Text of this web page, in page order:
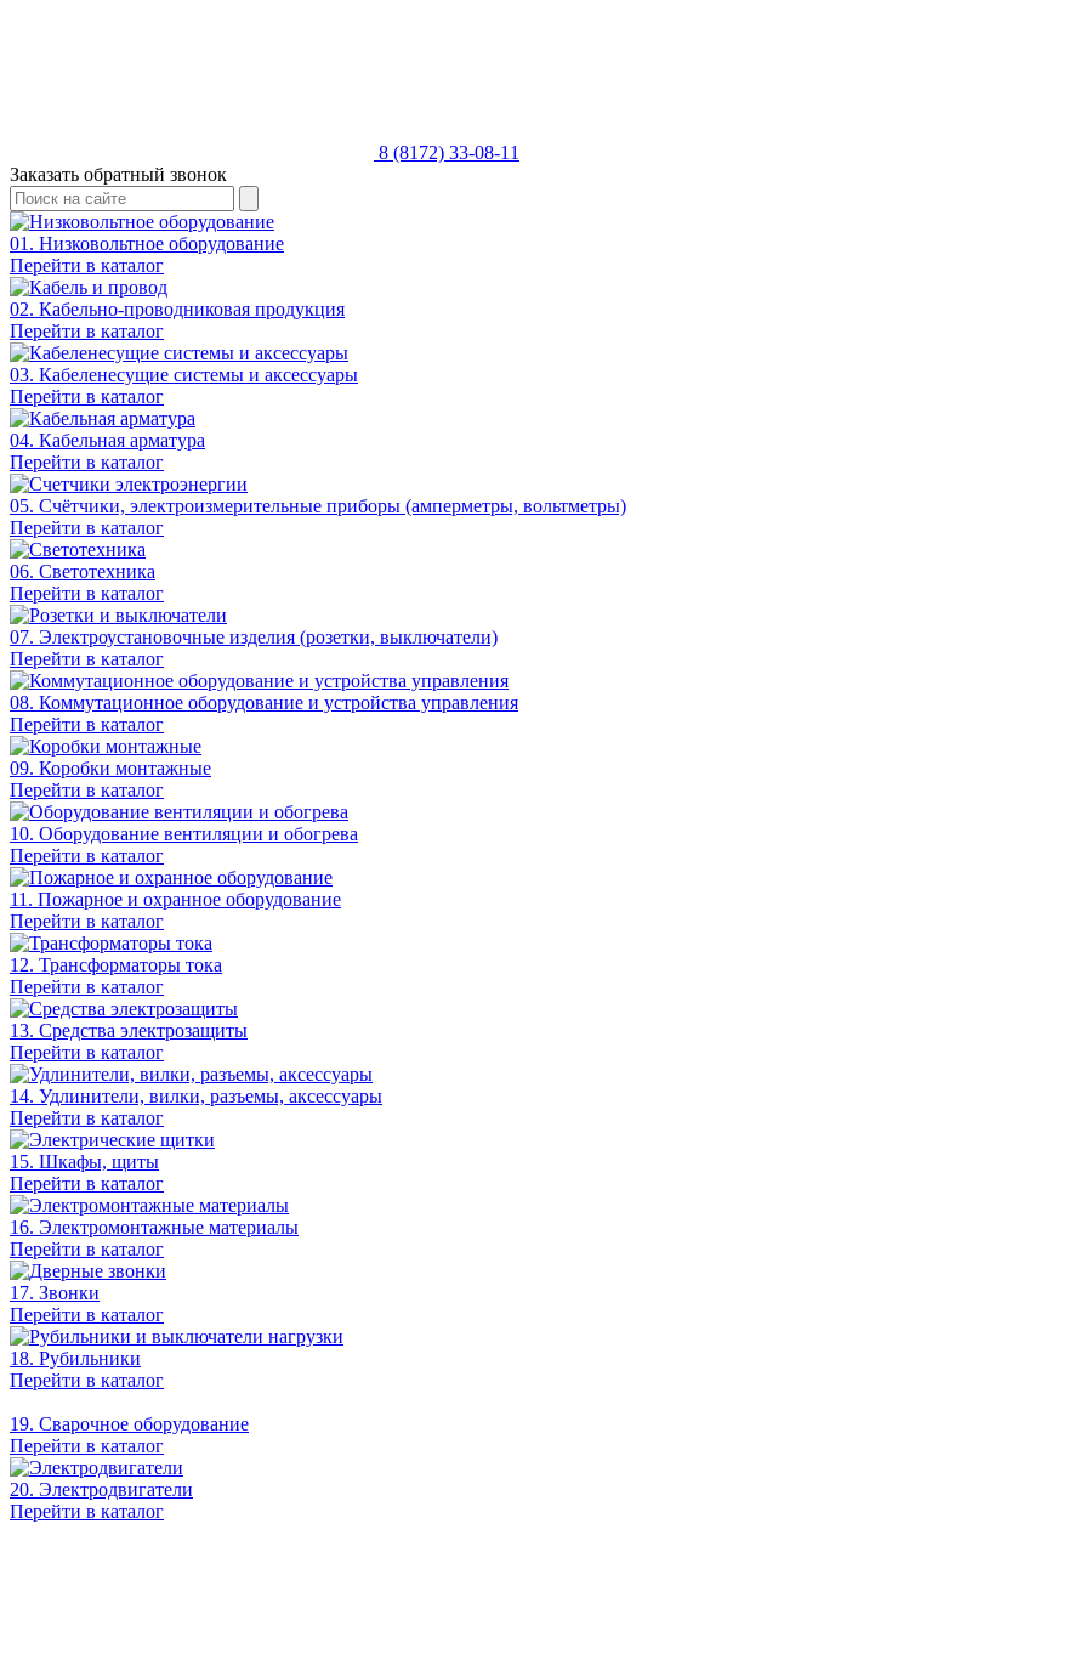
8 (8172) 33-08-11
Заказать обратный звонок
01. Низковольтное оборудование
Перейти в каталог
02. Кабельно-проводниковая продукция
Перейти в каталог
03. Кабеленесущие системы и аксессуары
Перейти в каталог
04. Кабельная арматура
Перейти в каталог
05. Счётчики, электроизмерительные приборы (амперметры, вольтметры)
Перейти в каталог
06. Светотехника
Перейти в каталог
07. Электроустановочные изделия (розетки, выключатели)
Перейти в каталог
08. Коммутационное оборудование и устройства управления
Перейти в каталог
09. Коробки монтажные
Перейти в каталог
10. Оборудование вентиляции и обогрева
Перейти в каталог
11. Пожарное и охранное оборудование
Перейти в каталог
12. Трансформаторы тока
Перейти в каталог
13. Средства электрозащиты
Перейти в каталог
14. Удлинители, вилки, разъемы, аксессуары
Перейти в каталог
15. Шкафы, щиты
Перейти в каталог
16. Электромонтажные материалы
Перейти в каталог
17. Звонки
Перейти в каталог
18. Рубильники
Перейти в каталог
19. Сварочное оборудование
Перейти в каталог
20. Электродвигатели
Перейти в каталог